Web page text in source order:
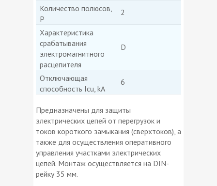
Количество полюсов,
P
2
Характеристика
срабатывания
электромагнитного
расцепителя
D
Отключающая
способность Icu, kA
6
Предназначены для защиты
электрических цепей от перегрузок и
токов короткого замыкания (сверхтоков), а
также для осуществления оперативного
управления участками электрических
цепей. Монтаж осуществляется на DIN-
рейку 35 мм.